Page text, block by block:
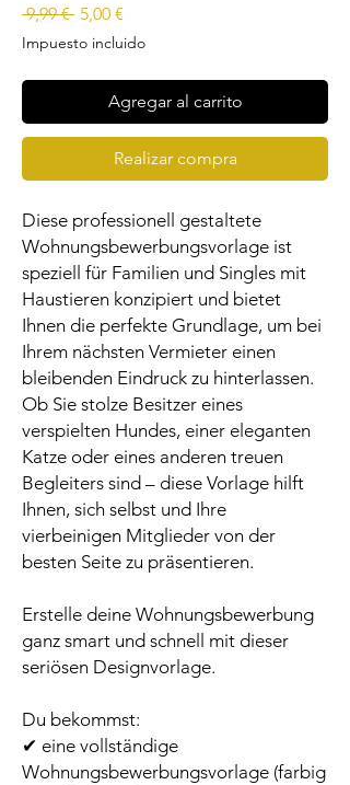
9,99 € Precio
5,00 €
de
oferta
Impuesto incluido
Agregar al carrito
Realizar compra
Diese professionell gestaltete
Wohnungsbewerbungsvorlage ist
speziell für Familien und Singles mit
Haustieren konzipiert und bietet
Ihnen die perfekte Grundlage, um bei
Ihrem nächsten Vermieter einen
bleibenden Eindruck zu hinterlassen.
Ob Sie stolze Besitzer eines
verspielten Hundes, einer eleganten
Katze oder eines anderen treuen
Begleiters sind – diese Vorlage hilft
Ihnen, sich selbst und Ihre
vierbeinigen Mitglieder von der
besten Seite zu präsentieren.
Erstelle deine Wohnungsbewerbung
ganz smart und schnell mit dieser
seriösen Designvorlage.
Du bekommst:
✔ eine vollständige
Wohnungsbewerbungsvorlage (farbig